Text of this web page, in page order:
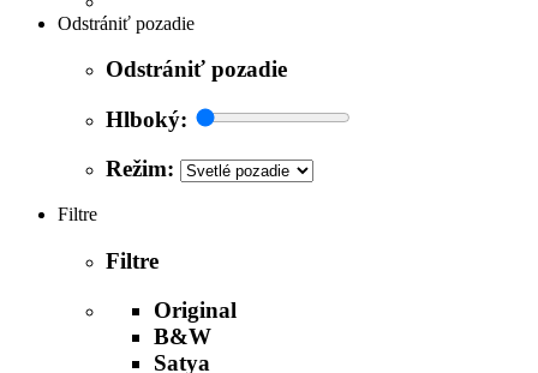
Odstrániť pozadie
Odstrániť pozadie
Hlboký:
Režim:
Filtre
Filtre
Original
B&W
Satya